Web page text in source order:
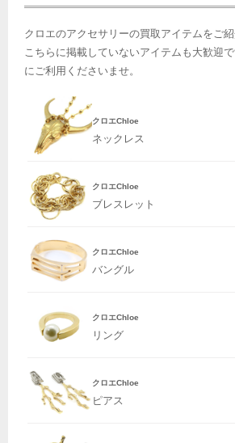
クロエのアクセサリーの買取アイテムをご紹
こちらに掲載していないアイテムも大歓迎
にご利用くださいませ。
クロエChloe
ネックレス
クロエChloe
ブレスレット
クロエChloe
バングル
クロエChloe
リング
クロエChloe
ピアス